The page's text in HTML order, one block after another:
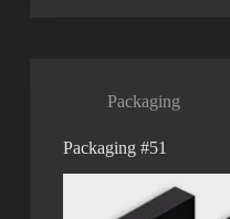
Packaging
Packaging #51